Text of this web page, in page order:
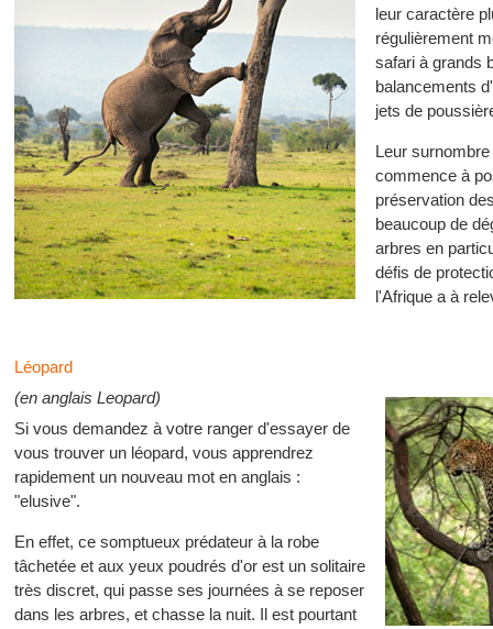
leur caractère
régulièrement
safari à grands
balancements
jets de
Leur
commence à
préservation
beaucoup de
arbres en
défis de
l'Afrique a à
Léopard
(en anglais Leopard)
Si vous demandez à votre ranger d'essayer de
vous trouver un léopard, vous apprendrez
rapidement un nouveau mot en anglais :
"elusive".
En effet, ce somptueux prédateur à la robe
tâchetée et aux yeux poudrés d'or est un solitaire
très discret, qui passe ses journées à se reposer
dans les arbres, et chasse la nuit. Il est pourtant